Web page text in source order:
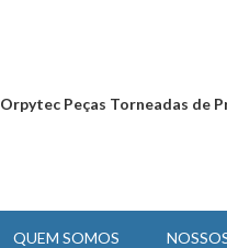
Orpytec Peças Torneadas de
QUEM SOMOS